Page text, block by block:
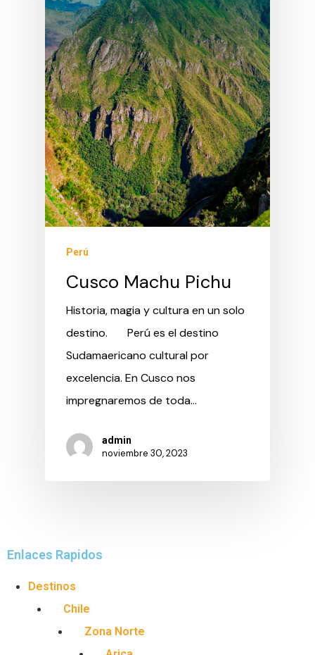
Perú
Cusco Machu Pichu
Historia, magia y cultura en un solo
destino. Perú es el destino
Sudamaericano cultural por
excelencia. En Cusco nos
impregnaremos de toda…
admin
noviembre 30, 2023
Enlaces Rapidos
Destinos
Chile
Zona Norte